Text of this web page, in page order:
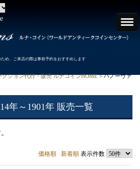
め、ご来店の際は事前予約をおすすめします
ション代行・販売 ルナコインHOME> ハノーヴァ
年～1901年 販売一覧
価格順 新着順表示件数